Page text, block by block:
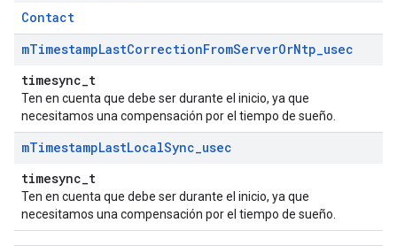
Contact
mTimestampLastCorrectionFromServerOrNtp_usec
timesync_t
Ten en cuenta que debe ser durante el inicio, ya que
necesitamos una compensación por el tiempo de sueño.
mTimestampLastLocalSync_usec
timesync_t
Ten en cuenta que debe ser durante el inicio, ya que
necesitamos una compensación por el tiempo de sueño.